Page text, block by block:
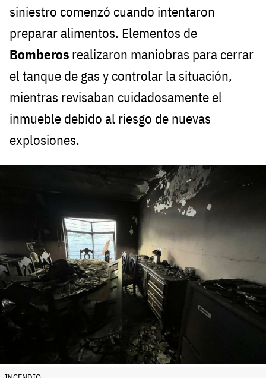
siniestro comenzó cuando intentaron
preparar alimentos. Elementos de
Bomberos realizaron maniobras para cerrar
el tanque de gas y controlar la situación,
mientras revisaban cuidadosamente el
inmueble debido al riesgo de nuevas
explosiones.